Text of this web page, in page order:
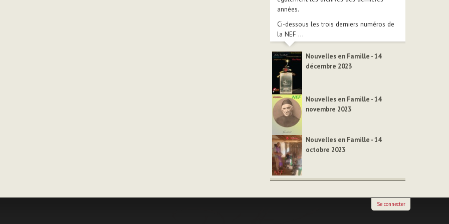
années.
Ci-dessous les trois derniers numéros de
la NEF ...
Nouvelles en Famille - 14
décembre 2023
Nouvelles en Famille - 14
novembre 2023
Nouvelles en Famille - 14
octobre 2023
Se connecter